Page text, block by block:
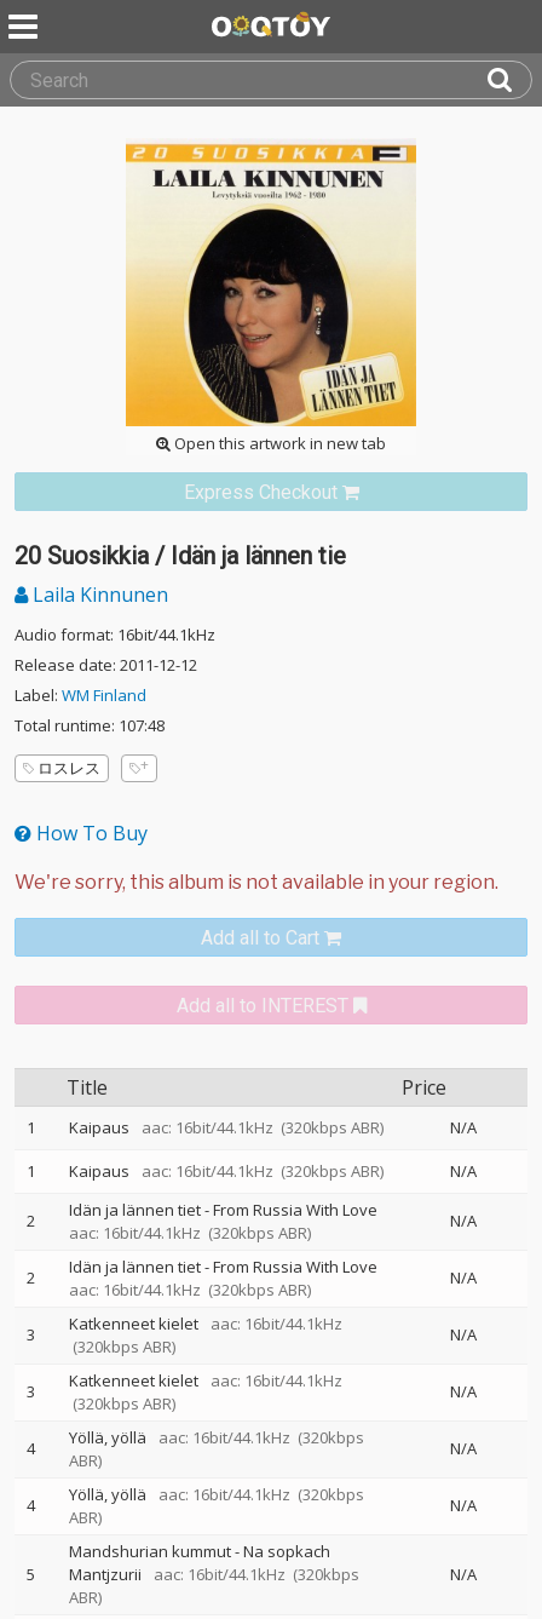
Open this artwork in new tab
Express Checkout
20 Suosikkia / Idän ja lännen tie
Laila Kinnunen
Audio format: 16bit/44.1kHz
Release date: 2011-12-12
Label: WM Finland
Total runtime: 107:48
ロスレス
How To Buy
Add all to Cart
Add all to INTEREST
Title Price
1 Kaipaus aac: 16bit/44.1kHz (320kbps ABR)
N/A
1
Kaipaus aac: 16bit/44.1kHz (320kbps ABR) N/A
2
Idän ja lännen tiet - From Russia With Love
aac: 16bit/44.1kHz (320kbps ABR)
N/A
2
Idän ja lännen tiet - From Russia With Love
aac: 16bit/44.1kHz (320kbps ABR)
N/A
3 Katkenneet kielet
aac: 16bit/44.1kHz
(320kbps ABR)
N/A
3 Katkenneet kielet
aac: 16bit/44.1kHz
(320kbps ABR)
N/A
4 Yöllä, yöllä aac: 16bit/44.1kHz (320kbps
ABR)
N/A
4 Yöllä, yöllä aac: 16bit/44.1kHz (320kbps
ABR)
N/A
5
Mandshurian kummut - Na sopkach
Mantjzurii
aac: 16bit/44.1kHz (320kbps
ABR)
N/A